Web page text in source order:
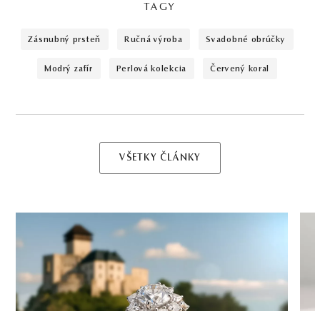
TAGY
zásnubný prsteň ručná výroba svadobné obrúčky
modrý zafír perlová kolekcia červený koral
VŠETKY ČLÁNKY